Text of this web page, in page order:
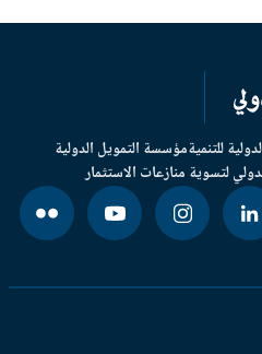
للتنميةمؤسسة التمويل الدولية
لتسوية منازعات الاستثمار